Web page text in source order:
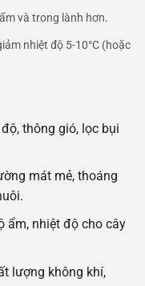
và trong lành hơn.
nhiệt độ 5-10°C (hoặc
thông gió, lọc bụi
mát mẻ, thoáng
ẩm, nhiệt độ cho cây
lượng không khí,